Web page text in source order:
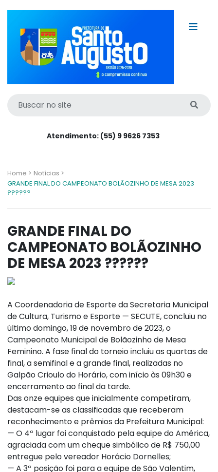
Atendimento: (55) 9 9626 7353
Home > Notícias >
GRANDE FINAL DO CAMPEONATO BOLÃOZINHO DE MESA 2023
??????
GRANDE FINAL DO
CAMPEONATO BOLÃOZINHO
DE MESA 2023 ??????
A Coordenadoria de Esporte da Secretaria Municipal
de Cultura, Turismo e Esporte — SECUTE, concluiu no
último domingo, 19 de novembro de 2023, o
Campeonato Municipal de Bolãozinho de Mesa
Feminino. A fase final do torneio incluiu as quartas de
final, a semifinal e a grande final, realizadas no
Galpão Crioulo do Horário, com início às 09h30 e
encerramento ao final da tarde.
Das onze equipes que inicialmente competiram,
destacam-se as classificadas que receberam
reconhecimento e prêmios da Prefeitura Municipal:
— O 4º lugar foi conquistado pela equipe do América,
agraciada com um cheque simbólico de R$ 750,00
entregue pelo vereador Horácio Dornelles;
— A 3ª posição foi para a equipe de São Valentim,